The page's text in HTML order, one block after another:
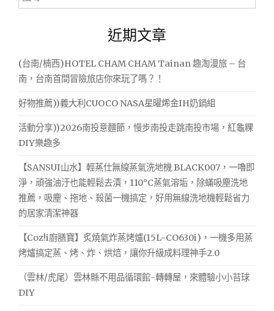
尋
近期文章
(台南/楠西)HOTEL CHAM CHAM Tainan 趣淘漫旅 – 台
南，台南首間冒險旅店你來玩了嗎？！
好物推薦))義大利CUOCO NASA星曜烯金IH奶鍋組
活動分享))2026南投意麵節，慢步南投走跳南投市場，紅龜粿
DIY樂趣多
【SANSUI山水】輕蒸仕無線蒸氣洗地機 BLACK007，一嚕即
淨，頑強油汙也能輕鬆去漬，110°C蒸氣溶垢，除蟎吸塵洗地
推薦，吸塵、拖地、殺菌一機搞定，好用無線洗地機輕鬆省力
的居家清潔神器
【Coz!i廚膳寶】炙燒氣炸蒸烤爐(15L-CO630i)，一機多用蒸
烤爐搞定蒸、烤、炸、烘焙，讓你升級成料理神手2.0
（雲林/虎尾）雲林縣不用品循環館-轉轉屋，來體驗小小苔球
DIY